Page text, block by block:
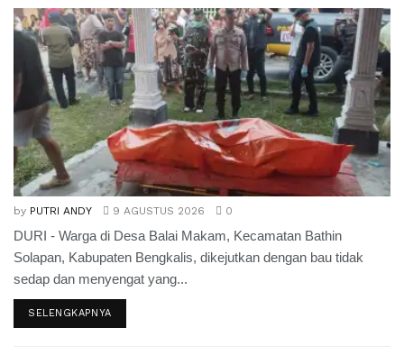
by PUTRI ANDY 9 AGUSTUS 2026 0
DURI - Warga di Desa Balai Makam, Kecamatan Bathin
Solapan, Kabupaten Bengkalis, dikejutkan dengan bau tidak
sedap dan menyengat yang...
SELENGKAPNYA